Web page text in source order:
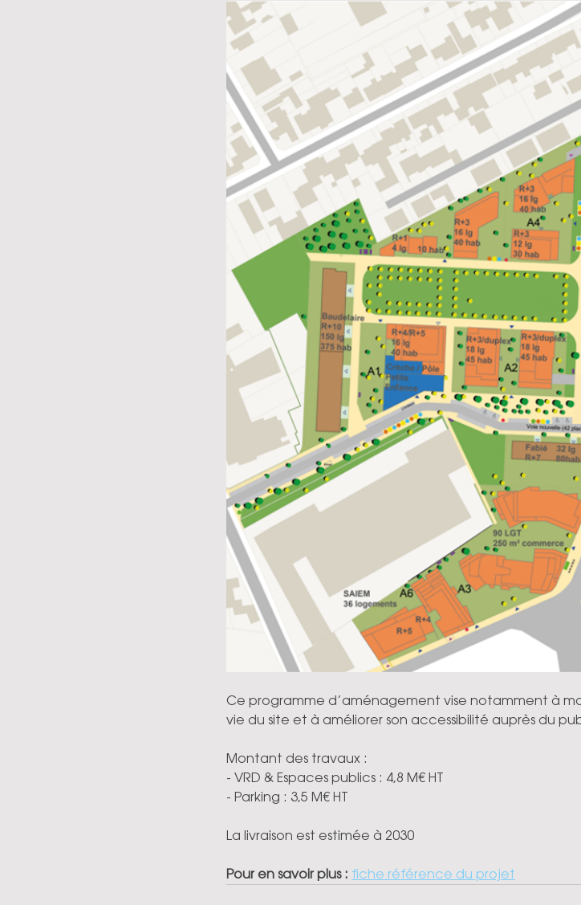
Ce programme d’aménagement vise notamment à
vie du site et à améliorer son accessibilité auprès du
Montant des travaux :
- VRD & Espaces publics : 4,8 M€ HT
- Parking : 3,5 M€ HT
La livraison est estimée à 2030
Pour en savoir plus : fiche référence du projet